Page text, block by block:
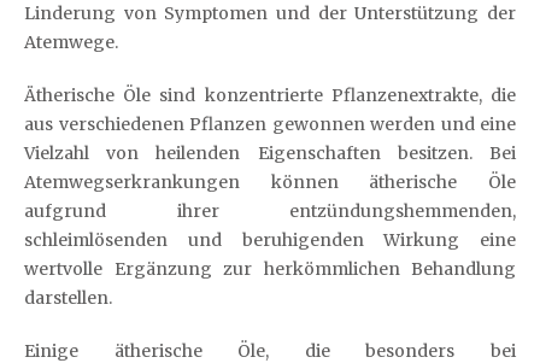
Linderung von Symptomen und der Unterstützung der
Atemwege.
Ätherische Öle sind konzentrierte Pflanzenextrakte, die
aus verschiedenen Pflanzen gewonnen werden und eine
Vielzahl von heilenden Eigenschaften besitzen. Bei
Atemwegserkrankungen können ätherische Öle
aufgrund ihrer entzündungshemmenden,
schleimlösenden und beruhigenden Wirkung eine
wertvolle Ergänzung zur herkömmlichen Behandlung
darstellen.
Einige ätherische Öle, die besonders bei